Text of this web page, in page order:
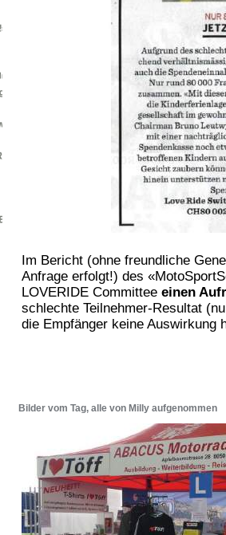
Im Bericht (ohne freundliche
Anfrage erfolgt!) des
LOVERIDE Committee einen
schlechte Teilnehmer-Resultat
die Empfänger keine Auswirkung
Bilder vom Tag, alle von Milly aufgenommen